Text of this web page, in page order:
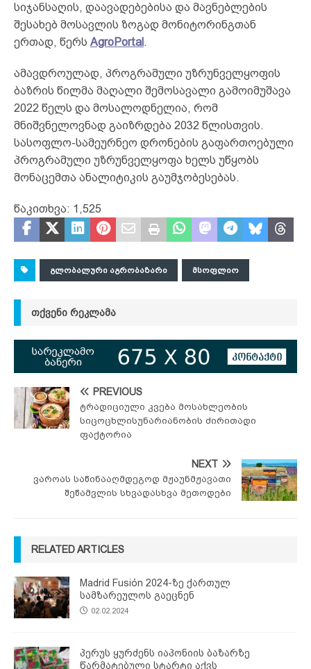
სიჯანსაღის, დაავადებებისა და მავნებლების
შესახებ მოსავლის ზოგად მონიტორინგთან
ერთად, წერს AgroPortal .
ამავდროულად, პროგრამული უზრუნველყოფის
ბაზრის წილმა მაღალი შემოსავალი გამოიმუშავა
2022 წელს და მოსალოდნელია, რომ
მნიშვნელოვნად გაიზრდება 2032 წლისთვის.
სასოფლო-სამეურნეო დრონების გაფართოებული
პროგრამული უზრუნველყოფა ხელს უწყობს
მონაცემთა ანალიტიკის გაუმჯობესებას.
წაკითხვა: 1,525
ᲒᲚᲝᲑᲐᲚᲣᲠᲘ ᲐᲒᲠᲝᲑᲐᲖᲐᲠᲘ ᲛᲡᲝᲤᲚᲘᲝ
ᲗᲥᲕᲔᲜᲘ ᲠᲔᲙᲚᲐᲛᲐ
PREVIOUS
ტრადიციული კვება მოსახლეობის
სიცოცხლისუნარიანობის ძირითადი
ფაქტორია
NEXT
ვაროას საწინააღმდეგოდ მჟაუნმჟავათი
შეწამვლის სხვადასხვა მეთოდები
RELATED ARTICLES
Madrid Fusión 2024-ზე ქართულ
სამზარეულოს გაეცნენ
02.02.2024
პერუს ყურძენს იაპონიის ბაზარზე
წარმატებული სტარტი აქვს